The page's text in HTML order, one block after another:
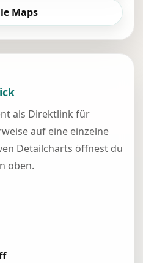
Maps
als Direktlink für
auf eine einzelne
Detailcharts öffnest du
oben.